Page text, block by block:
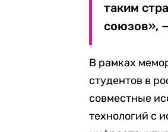
таким
союзов»,
В рамках
студентов в
совместные
технологий с